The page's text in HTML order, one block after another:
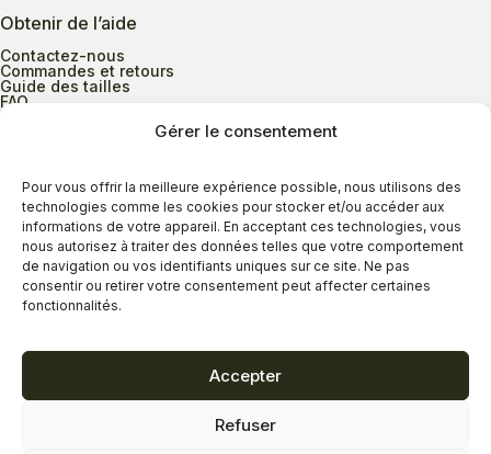
Gérer le consentement
Pour vous offrir la meilleure expérience possible, nous utilisons des
technologies comme les cookies pour stocker et/ou accéder aux
informations de votre appareil. En acceptant ces technologies, vous
nous autorisez à traiter des données telles que votre comportement
de navigation ou vos identifiants uniques sur ce site. Ne pas
consentir ou retirer votre consentement peut affecter certaines
fonctionnalités.
Accepter
Refuser
Obtenir de l’aide
Contactez-nous
Commandes et retours
Guide des tailles
FAQ
Heures d’ouverture
Lundi au mercredi
9h00 à 17h30
Jeudi
9h00 à 20h00
Vendredi
9h00 à 18h00
Dimanche
11h00 à 16h30